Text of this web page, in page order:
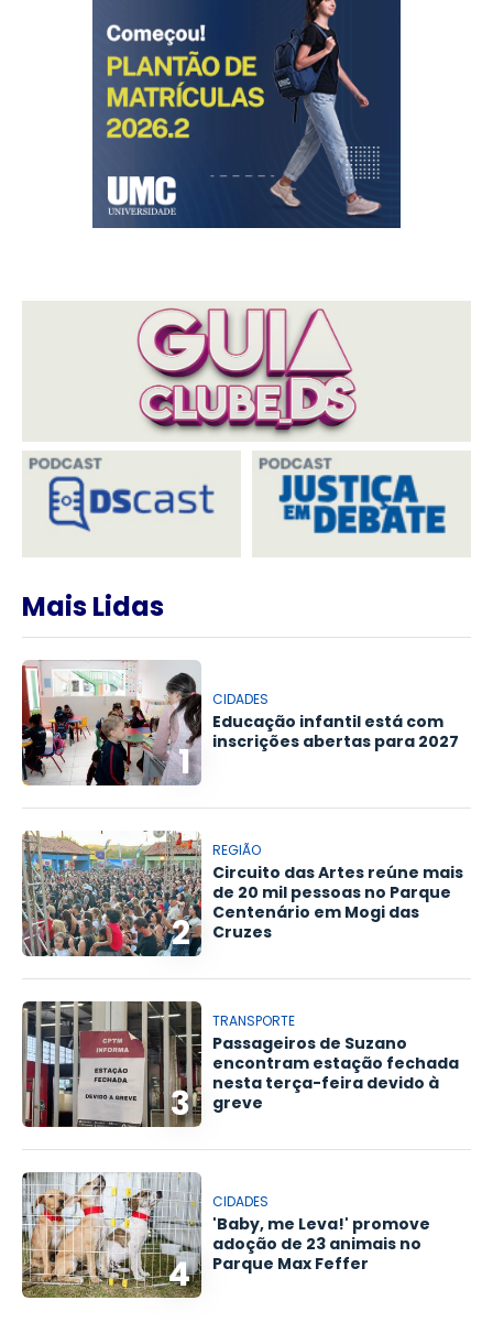
Mais Lidas
1
CIDADES
Educação infantil está com
inscrições abertas para 2027
2
REGIÃO
Circuito das Artes reúne mais
de 20 mil pessoas no Parque
Centenário em Mogi das
Cruzes
3
TRANSPORTE
Passageiros de Suzano
encontram estação fechada
nesta terça-feira devido à
greve
4
CIDADES
'Baby, me Leva!' promove
adoção de 23 animais no
Parque Max Feffer